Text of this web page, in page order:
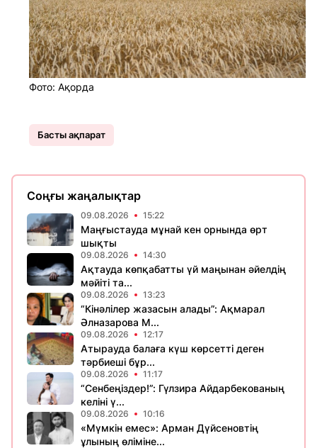
Фото: Ақорда
Басты ақпарат
Соңғы жаңалықтар
09.08.2026 15:22
Маңғыстауда мұнай кен орнында өрт
шықты
09.08.2026 14:30
Ақтауда көпқабатты үй маңынан әйелдің
мәйіті та...
09.08.2026 13:23
“Кінәлілер жазасын алады”: Ақмарал
Әлназарова М...
09.08.2026 12:17
Атырауда балаға күш көрсетті деген
тәрбиеші бұр...
09.08.2026 11:17
“Сенбеңіздер!”: Гүлзира Айдарбекованың
келіні ү...
09.08.2026 10:16
«Мүмкін емес»: Арман Дүйсеновтің
ұлының өліміне...